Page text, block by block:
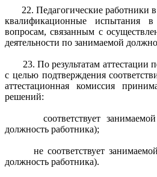
22. Педагогические работники в
квалификационные испытания
вопросам, связанным с
деятельности по занимаемой
23. По результатам аттестации
с целью подтверждения
аттестационная комиссия
решений:
соответствует занимаемой
должность работника);
не соответствует занимаемой
должность работника).